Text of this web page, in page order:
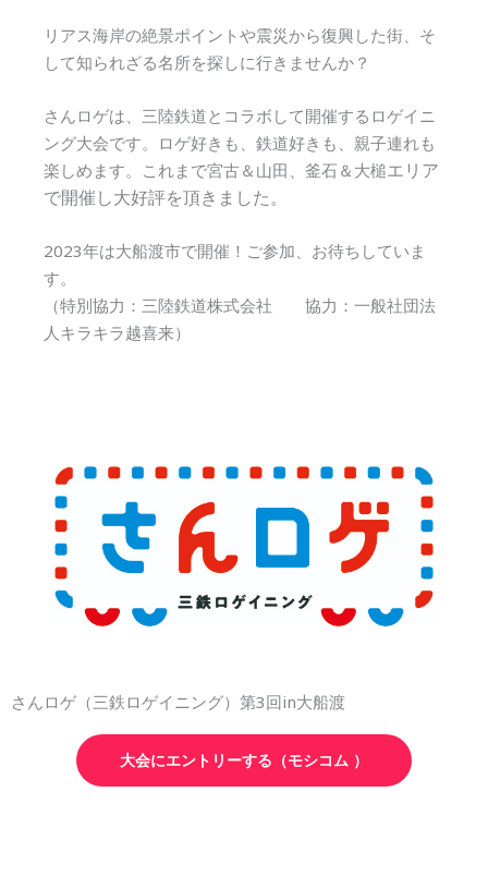
リアス海岸の絶景ポイントや震災から復興した街、そ
して知られざる名所を探しに行きませんか？
さんロゲは、三陸鉄道とコラボして開催するロゲイニ
ング大会です。ロゲ好きも、鉄道好きも、親子連れも
楽しめます。これまで宮古＆山田、釜石＆大槌エリア
で開催し大好評を頂きました。
2023年は大船渡市で開催！ご参加、お待ちしていま
す。
（特別協力：三陸鉄道株式会社 協力：一般社団法
人キラキラ越喜来）
さんロゲ（三鉄ロゲイニング）第3回in大船渡
大会にエントリーする（モシコム ）